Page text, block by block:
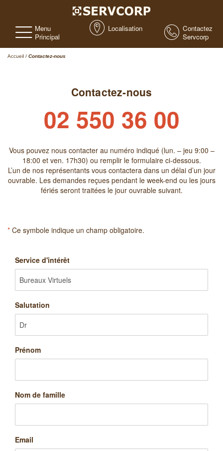
Menu
Principal
Localisation
Contactez
Servcorp
Accueil / Contactez-nous
Contactez-nous
02 550 36 00
Vous pouvez nous contacter au numéro indiqué (lun. – jeu 9:00 –
18:00 et ven. 17h30) ou remplir le formulaire ci-dessous.
L’un de nos représentants vous contactera dans un délai d’un jour
ouvrable. Les demandes reçues pendant le week-end ou les jours
fériés seront traitées le jour ouvrable suivant.
* Ce symbole indique un champ obligatoire.
Service d'intérêt
Salutation
Prénom
Nom de famille
Email